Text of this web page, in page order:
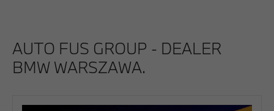
AUTO FUS GROUP - DEALER
BMW WARSZAWA.